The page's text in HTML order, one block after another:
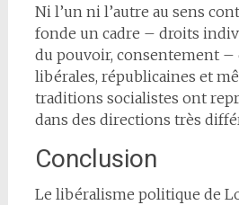
Ni l’un ni l’autre au sens
fonde un cadre – droits
du pouvoir, consentement –
libérales, républicaines et
traditions socialistes ont
dans des directions très
Conclusion
Le libéralisme politique de